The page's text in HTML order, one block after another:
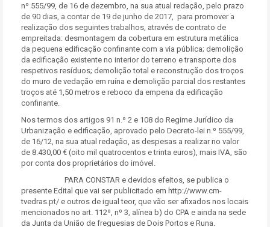
nº 555/99, de 16 de dezembro, na sua atual redação, pelo prazo
de 90 dias, a contar de 19 de junho de 2017, para promover a
realização dos seguintes trabalhos, através de contrato de
empreitada: desmontagem da cobertura em estrutura metálica
da pequena edificação confinante com a via pública; demolição
da edificação existente no interior do terreno e transporte dos
respetivos resíduos; demolição total e reconstrução dos troços
do muro de vedação em ruína e demolição parcial dos restantes
troços até 1,50 metros e reboco da empena da edificação
confinante.
Nos termos dos artigos 91 n.º 2 e 108 do Regime Jurídico da
Urbanização e edificação, aprovado pelo Decreto-lei n.º 555/99,
de 16/12, na sua atual redação, as despesas a realizar no valor
de 8.430,00 € (oito mil quatrocentos e trinta euros), mais IVA, são
por conta dos proprietários do imóvel.
PARA CONSTAR e devidos efeitos, se publica o
presente Edital que vai ser publicitado em http://www.cm-
tvedras.pt/ e outros de igual teor, que vão ser afixados nos locais
mencionados no art. 112º, nº 3, alínea b) do CPA e ainda na sede
da Junta da União de freguesias de Dois Portos e Runa.